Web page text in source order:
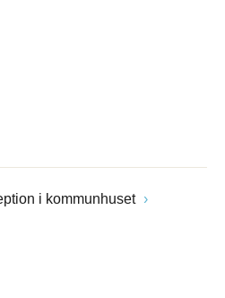
i kommunhuset